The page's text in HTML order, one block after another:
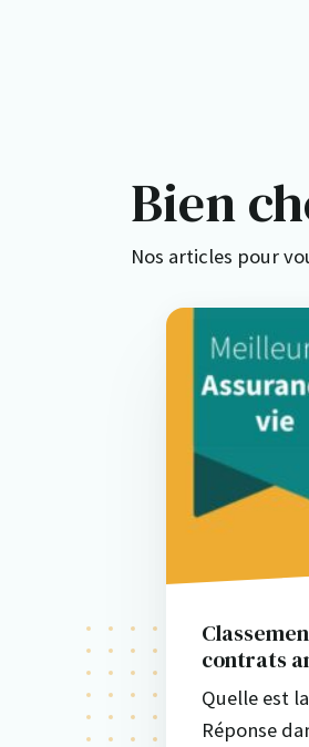
Bien
Nos articles pour
contrats
Quelle est
Réponse